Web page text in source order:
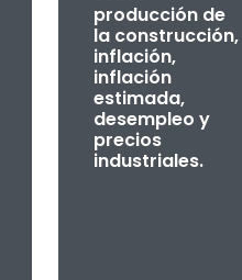
producción de
la construcción,
inflación,
inflación
estimada,
desempleo y
precios
industriales.